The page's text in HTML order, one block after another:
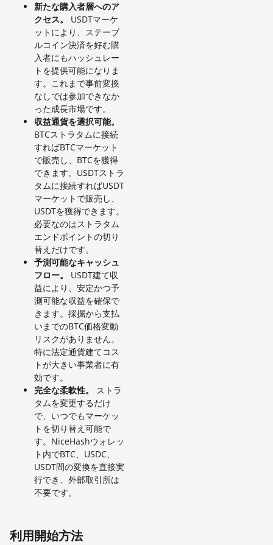
新たな購入者層へのア
クセス。
USDTマーケ
ットにより、ステーブ
ルコイン決済を好む購
入者にもハッシュレー
トを提供可能になりま
す。これまで事前変換
なしでは参加できなか
った成長市場です。
収益通貨を選択可能。
BTCストラタムに接続
すればBTCマーケット
で販売し、BTCを獲得
できます。USDTストラ
タムに接続すればUSDT
マーケットで販売し、
USDTを獲得できます。
必要なのはストラタム
エンドポイントの切り
替えだけです。
予測可能なキャッシュ
フロー。
USDT建て収
益により、安定かつ予
測可能な収益を確保で
きます。採掘から支払
いまでのBTC価格変動
リスクがありません。
特に法定通貨建てコス
トが大きい事業者に有
効です。
完全な柔軟性。
ストラ
タムを変更するだけ
で、いつでもマーケッ
トを切り替え可能で
す。NiceHashウォレッ
ト内でBTC、USDC、
USDT間の変換を直接実
行でき、外部取引所は
不要です。
利用開始方法